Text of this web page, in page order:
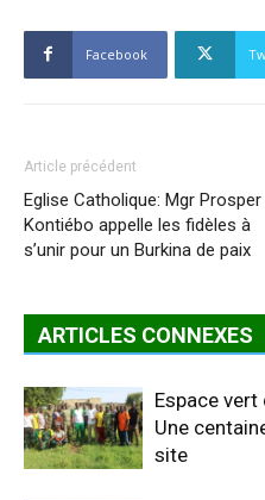
Facebook
Article précédent
Eglise Catholique: Mgr Prosper
Kontiébo appelle les fidèles à
s’unir pour un Burkina de paix
ARTICLES CONNEXES
Espace vert
Une
site